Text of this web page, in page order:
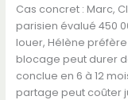
Cas concret : Marc,
parisien évalué 450
louer, Hélène
blocage peut durer
conclue en 6 à 12
partage peut coûter